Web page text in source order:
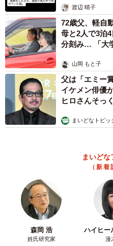
猫じゃらしで遊ぶにゃにゃこちゃ
物屋さん）
ーー他の地域猫も来るのでし
「にゃにゃこを含めて、2匹
ます。毎日、決まった時間
し、冬は寝床を用意して見
の方や店に来られるお客様
えられていて、尾道の風景
ます」
渡辺 晴子
72歳父、軽自
母と2人で3泊
分刻み… 「大
山岡 もと子
父は「エミー
イケメン俳優
ヒロさんそっ
まいどなトピッ
まいど
（新着
森岡 浩
姓氏研究家
ハイヒー
漫